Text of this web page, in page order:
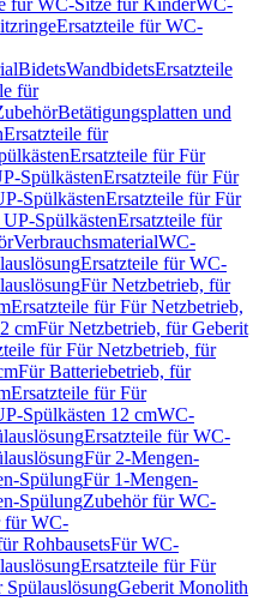
für WC-Sitze für KinderWC-
Ersatzteile für WC-
BidetsWandbidetsErsatzteile
für
Betätigungsplatten und
Ersatzteile für
Ersatzteile für Für
SpülkästenErsatzteile für Für
SpülkästenErsatzteile für Für
SpülkästenErsatzteile für
VerbrauchsmaterialWC-
Ersatzteile für WC-
Für Netzbetrieb, für
Ersatzteile für Für Netzbetrieb,
cmFür Netzbetrieb, für Geberit
für Für Netzbetrieb, für
Für Batteriebetrieb, für
Ersatzteile für Für
Spülkästen 12 cmWC-
Ersatzteile für WC-
Für 2-Mengen-
SpülungFür 1-Mengen-
SpülungZubehör für WC-
für WC-
RohbausetsFür WC-
Ersatzteile für Für
SpülauslösungGeberit Monolith